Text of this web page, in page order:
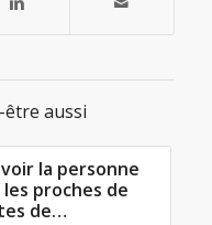
aussi
la personne
proches de
de…